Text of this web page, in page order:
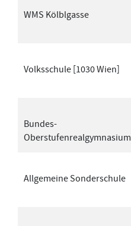
WMS Kölblgasse
Volksschule [1030 Wien]
Bundes-
Oberstufenrealgymnasium
Allgemeine Sonderschule